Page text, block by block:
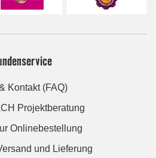
Kontakt (FAQ)
Projektberatung
Onlinebestellung
und Lieferung